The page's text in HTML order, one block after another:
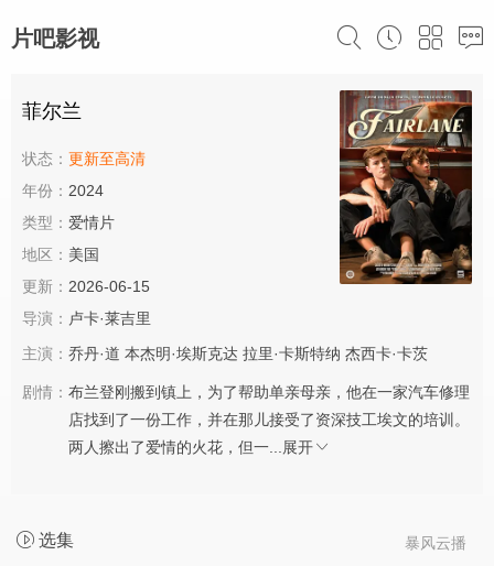
片吧影视
菲尔兰
状态： 更新至高清
年份： 2024
类型： 爱情片
地区： 美国
更新： 2026-06-15
导演： 卢卡·莱吉里
主演： 乔丹·道 本杰明·埃斯克达 拉里·卡斯特纳 杰西卡·卡茨
剧情： 布兰登刚搬到镇上，为了帮助单亲母亲，他在一家汽车修理
店找到了一份工作，并在那儿接受了资深技工埃文的培训。
两人擦出了爱情的火花，但一...
展开
暴风云播
选集